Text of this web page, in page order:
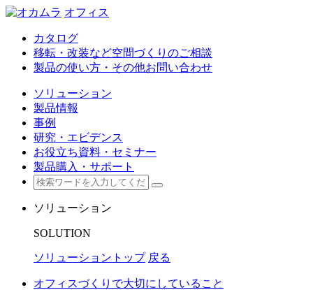
オフィス
カタログ
移転・改装など空間づくりのご相談
製品の使い方・その他お問い合わせ
ソリューション
製品情報
事例
研究・エビデンス
お役立ち資料・セミナー
製品購入・サポート
ソリューション
SOLUTION
ソリューショントップ 戻る
オフィスづくりで大切にしていること